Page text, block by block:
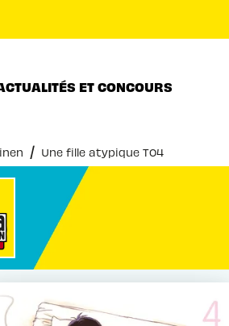
ET CONCOURS
/ Une fille atypique T04